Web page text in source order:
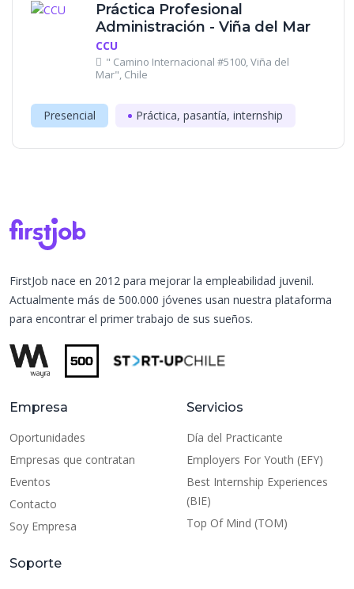
Práctica Profesional
Administración - Viña del Mar
CCU
" Camino Internacional #5100, Viña del
Mar", Chile
Presencial Práctica, pasantía, internship
FirstJob nace en 2012 para mejorar la empleabilidad juvenil.
Actualmente más de 500.000 jóvenes usan nuestra plataforma
para encontrar el primer trabajo de sus sueños.
Empresa
Oportunidades
Empresas que contratan
Eventos
Contacto
Soy Empresa
Servicios
Día del Practicante
Employers For Youth (EFY)
Best Internship Experiences
(BIE)
Top Of Mind (TOM)
Soporte